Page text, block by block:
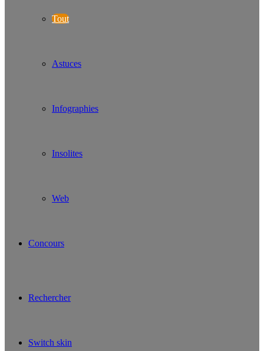
Tout
Astuces
Infographies
Insolites
Web
Concours
Rechercher
Switch skin